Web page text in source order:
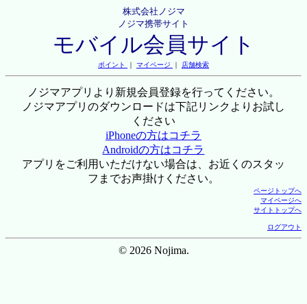
株式会社ノジマ
ノジマ携帯サイト
モバイル会員サイト
ポイント ｜ マイページ ｜ 店舗検索
ノジマアプリより新規会員登録を行ってください。
ノジマアプリのダウンロードは下記リンクよりお試し
ください
iPhoneの方はコチラ
Androidの方はコチラ
アプリをご利用いただけない場合は、お近くのスタッ
フまでお声掛けください。
ページトップへ
マイページへ
サイトトップへ
ログアウト
© 2026 Nojima.